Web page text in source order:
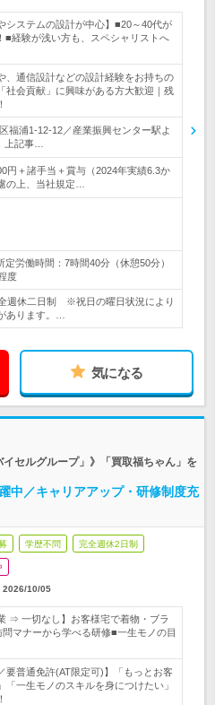
システムの設計が中心】■20～40代が
■経験が浅い方も、スペシャリストへ
、通信設計などの設計経験をお持ちの
社会貢献」に興味がある方大歓迎｜残
福浦1-12-12／産業振興センター駅よ
上記事…
円＋諸手当＋賞与（2024年実績6.3か
の上、当社規定…
労働時間：7時間40分（休憩50分）
度
週休二日制 ※祝日の曜日状況により
あります。…
気になる
セルグループ」》「買取福ちゃん」を
中／キャリアアップ・研修制度充
学歴不問 完全週休2日制
2026/10/05
⇒ 一切なし】お客様宅で着物・ブラ
マナーから学べる研修■一生モノの目
要普通免許(AT限定可)】「もっとお客
一生モノのスキルを身につけたい」